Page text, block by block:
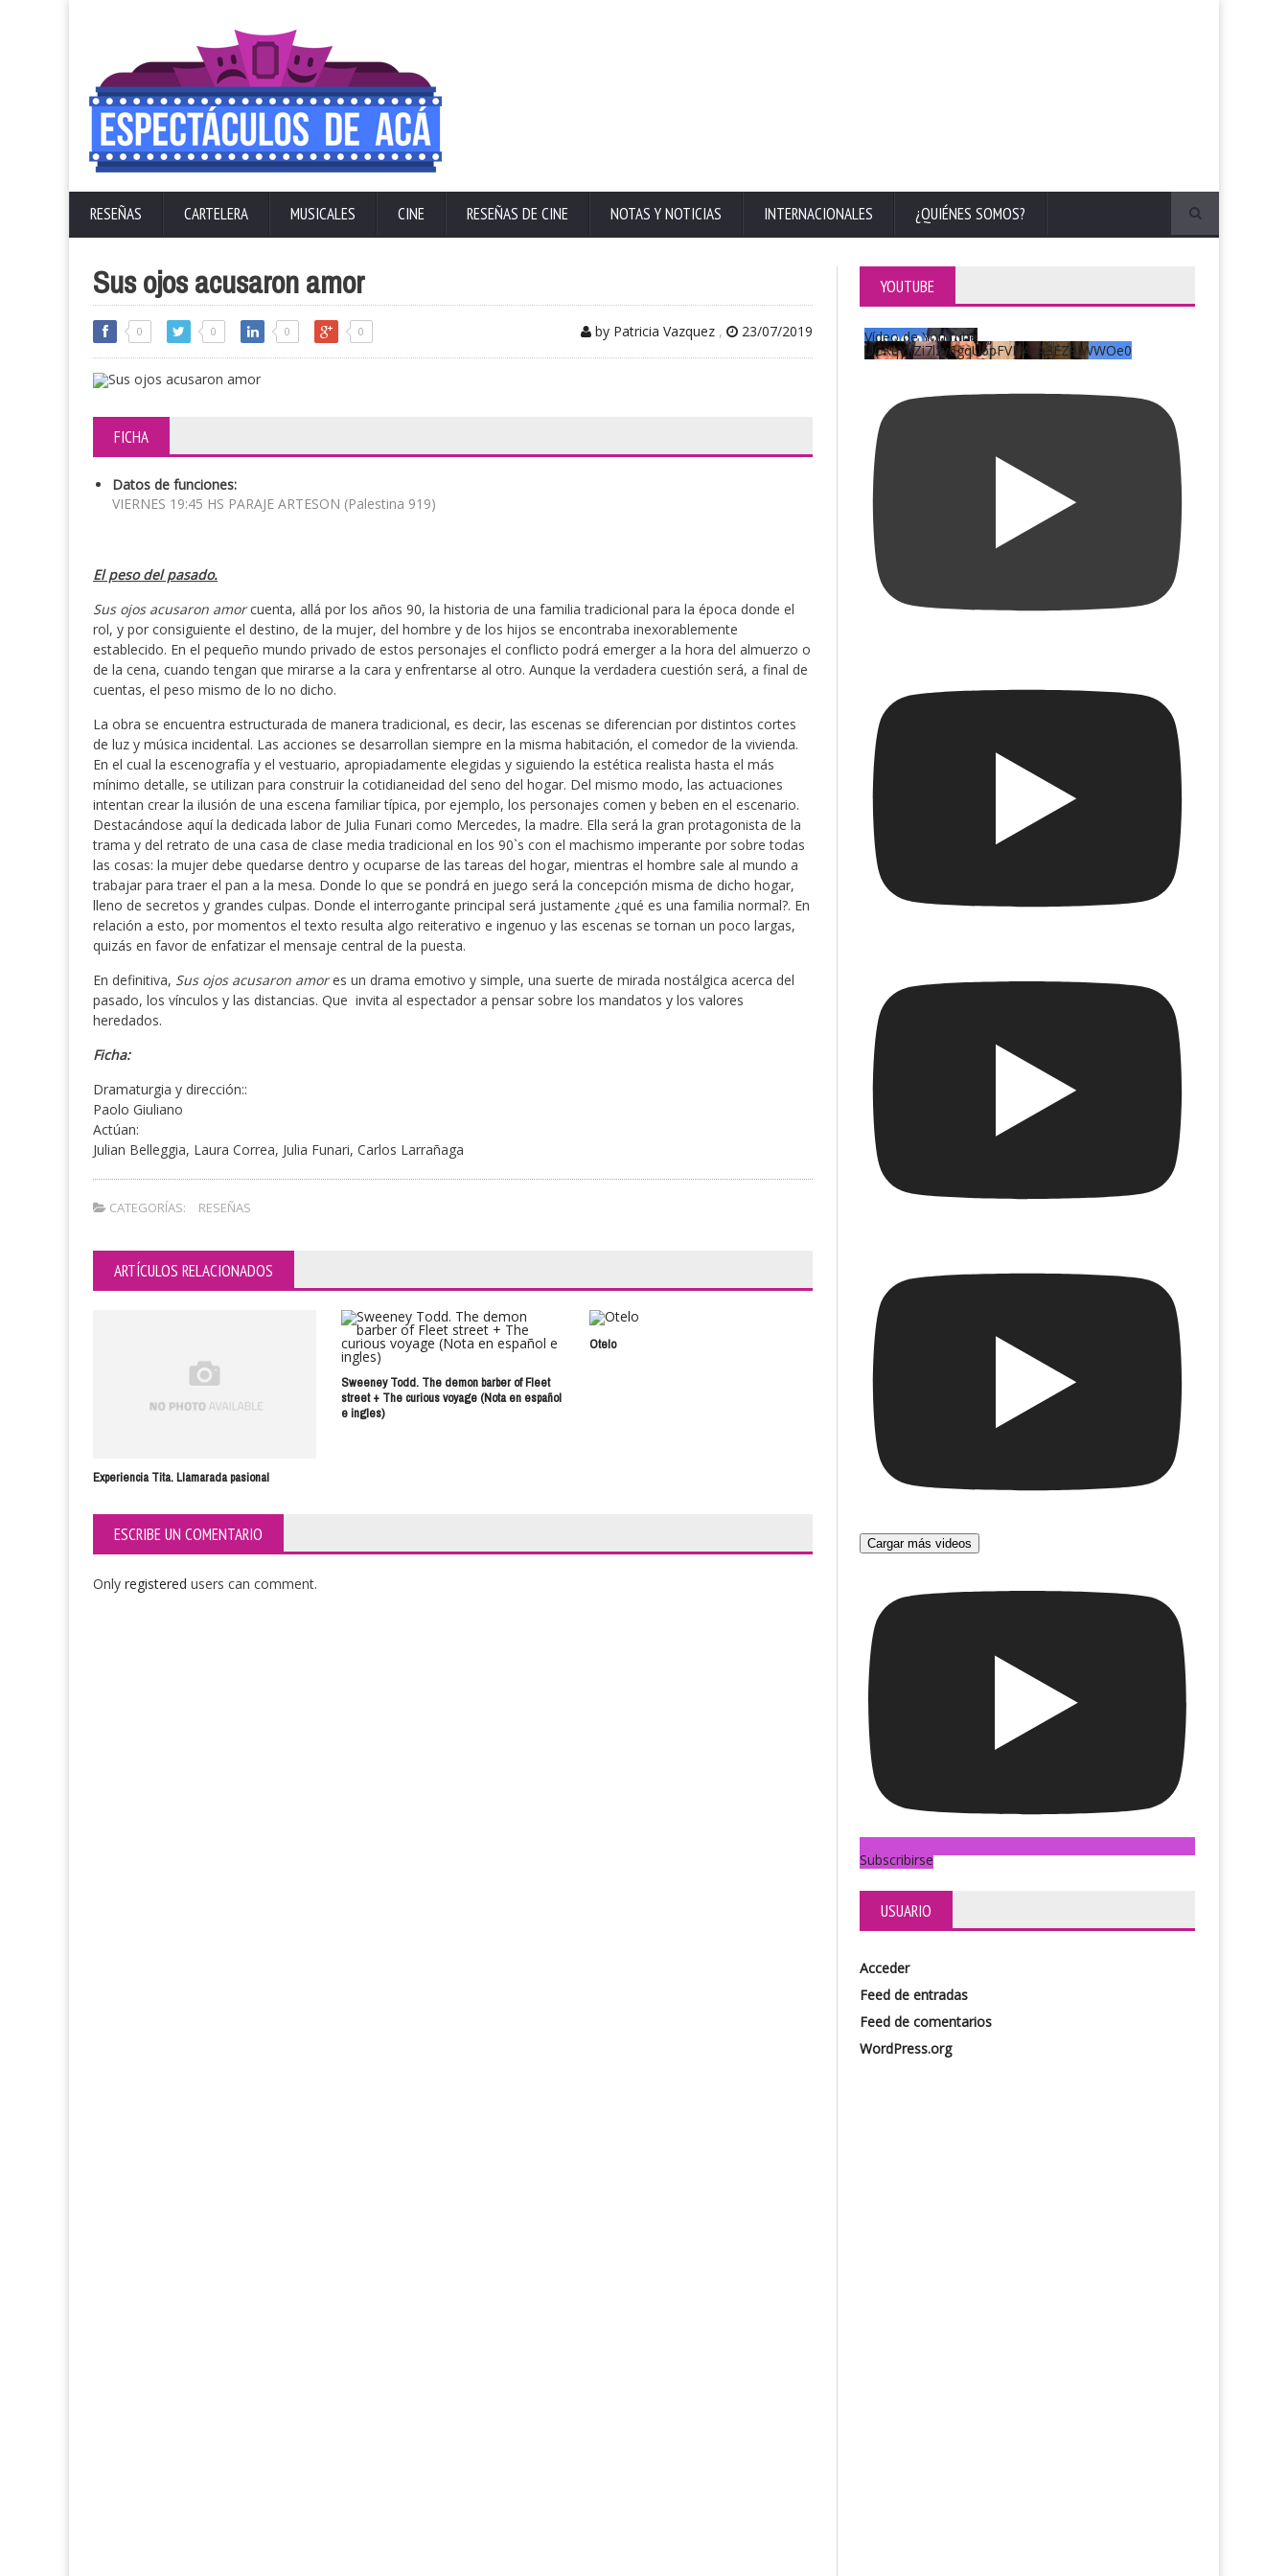
RESEÑAS CARTELERA MUSICALES CINE RESEÑAS DE CINE NOTAS Y NOTICIAS INTERNACIONALES ¿QUIÉNES SOMOS?
Sus ojos acusaron amor
0 0 0 0 by Patricia Vazquez , 23/07/2019
FICHA
Datos de funciones:
VIERNES 19:45 HS PARAJE ARTESON (Palestina 919)
El peso del pasado.
Sus ojos acusaron amorcuenta, allá por los años 90, la historia de una familia tradicional para la época donde el
rol, y por consiguiente el destino, de la mujer, del hombre y de los hijos se encontraba inexorablemente
establecido. En el pequeño mundo privado de estos personajes el conflicto podrá emerger a la hora del almuerzo o
de la cena, cuando tengan que mirarse a la cara y enfrentarse al otro. Aunque la verdadera cuestión será, a final de
cuentas, el peso mismo de lo no dicho.
La obra se encuentra estructurada de manera tradicional, es decir, las escenas se diferencian por distintos cortes
de luz y música incidental. Las acciones se desarrollan siempre en la misma habitación, el comedor de la vivienda.
En el cual la escenografía y el vestuario, apropiadamente elegidas y siguiendo la estética realista hasta el más
mínimo detalle, se utilizan para construir la cotidianeidad del seno del hogar. Del mismo modo, las actuaciones
intentan crear la ilusión de una escena familiar típica, por ejemplo, los personajes comen y beben en el escenario.
Destacándose aquí la dedicada labor de Julia Funari como Mercedes, la madre. Ella será la gran protagonista de la
trama y del retrato de una casa de clase media tradicional en los 90`s con el machismo imperante por sobre todas
las cosas: la mujer debe quedarse dentro y ocuparse de las tareas del hogar, mientras el hombre sale al mundo a
trabajar para traer el pan a la mesa. Donde lo que se pondrá en juego será la concepción misma de dicho hogar,
lleno de secretos y grandes culpas. Donde el interrogante principal será justamente ¿qué es una familia normal?. En
relación a esto, por momentos el texto resulta algo reiterativo e ingenuo y las escenas se tornan un poco largas,
quizás en favor de enfatizar el mensaje central de la puesta.
En definitiva, Sus ojos acusaron amores un drama emotivo y simple, una suerte de mirada nostálgica acerca del
pasado, los vínculos y las distancias. Que invita al espectador a pensar sobre los mandatos y los valores
heredados.
Ficha:
Dramaturgia y dirección::
Paolo Giuliano
Actúan:
Julian Belleggia, Laura Correa, Julia Funari, Carlos Larrañaga
CATEGORÍAS: RESEÑAS
ARTÍCULOS RELACIONADOS
Experiencia Tita. Llamarada pasional
Sweeney Todd. The demon barber of Fleet
street + The curious voyage (Nota en español
e ingles)
Otelo Buena presencia Barajar y seguir apostando
ESCRIBE UN COMENTARIO
Only registered users can comment.
YOUTUBE
Vídeo de YouTube
UCKqYjiZi7lzy6gqU6pFVFiA_A3EZ9JWWOe0
Cargar más videos
Subscribirse
USUARIO
Acceder
Feed de entradas
Feed de comentarios
WordPress.org